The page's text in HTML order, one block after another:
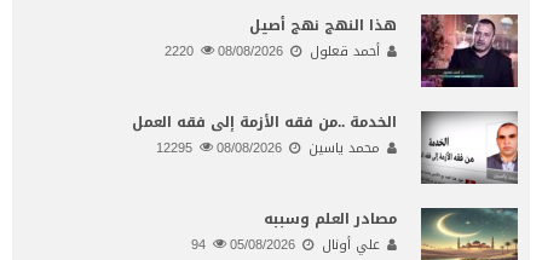
هذا النهج نهج أصيل
أحمد قعلول 08/08/2026
الخدمة ..من فقه الأزمة إلى فقه العمل
محمد ياسين 08/08/2026
مصادر العلم وسببه
علي أونال 05/08/2026